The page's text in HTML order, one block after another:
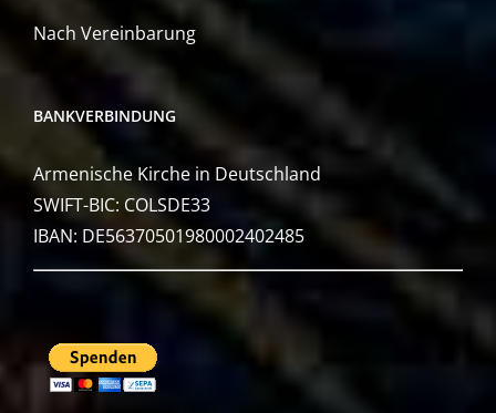
Nach Vereinbarung
BANKVERBINDUNG
Armenische Kirche in Deutschland
SWIFT-BIC: COLSDE33
IBAN: DE56370501980002402485